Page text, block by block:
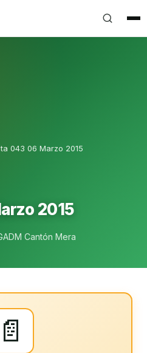
Municipal del
043 06 Marzo 2015
2015
Cantón Mera
📄